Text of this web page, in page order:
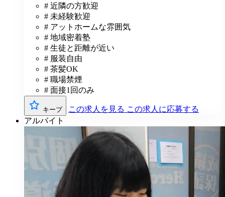
# 近隣の方歓迎
# 未経験歓迎
# アットホームな雰囲気
# 地域密着塾
# 生徒と距離が近い
# 服装自由
# 茶髪OK
# 職場禁煙
# 面接1回のみ
キープ この求人を見る この求人に応募する
アルバイト